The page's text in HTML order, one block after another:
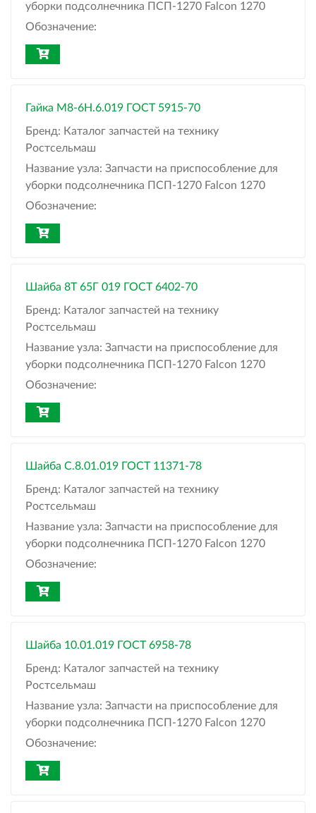
уборки подсолнечника ПСП-1270 Falcon 1270
Обозначение:
Гайка М8-6Н.6.019 ГОСТ 5915-70
Бренд: Каталог запчастей на технику
Ростсельмаш
Название узла: Запчасти на приспособление для
уборки подсолнечника ПСП-1270 Falcon 1270
Обозначение:
Шайба 8Т 65Г 019 ГОСТ 6402-70
Бренд: Каталог запчастей на технику
Ростсельмаш
Название узла: Запчасти на приспособление для
уборки подсолнечника ПСП-1270 Falcon 1270
Обозначение:
Шайба С.8.01.019 ГОСТ 11371-78
Бренд: Каталог запчастей на технику
Ростсельмаш
Название узла: Запчасти на приспособление для
уборки подсолнечника ПСП-1270 Falcon 1270
Обозначение:
Шайба 10.01.019 ГОСТ 6958-78
Бренд: Каталог запчастей на технику
Ростсельмаш
Название узла: Запчасти на приспособление для
уборки подсолнечника ПСП-1270 Falcon 1270
Обозначение: